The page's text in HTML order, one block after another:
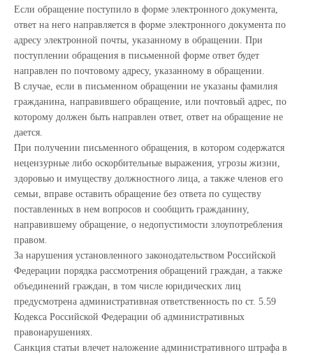
Если обращение поступило в форме электронного документа,
ответ на него направляется в форме электронного документа по
адресу электронной почты, указанному в обращении. При
поступлении обращения в письменной форме ответ будет
направлен по почтовому адресу, указанному в обращении.
В случае, если в письменном обращении не указаны фамилия
гражданина, направившего обращение, или почтовый адрес, по
которому должен быть направлен ответ, ответ на обращение не
дается.
При получении письменного обращения, в котором содержатся
нецензурные либо оскорбительные выражения, угрозы жизни,
здоровью и имуществу должностного лица, а также членов его
семьи, вправе оставить обращение без ответа по существу
поставленных в нем вопросов и сообщить гражданину,
направившему обращение, о недопустимости злоупотребления
правом.
За нарушения установленного законодательством Российской
Федерации порядка рассмотрения обращений граждан, а также
объединений граждан, в том числе юридических лиц
предусмотрена административная ответственность по ст. 5.59
Кодекса Российской Федерации об административных
правонарушениях.
Санкция статьи влечет наложение административного штрафа в